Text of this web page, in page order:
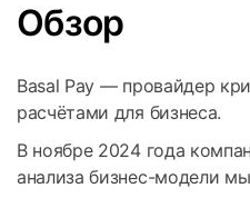
Обзор
Basal Pay — провайдер
расчётами для бизнеса.
В ноябре 2024 года
анализа бизнес-модели